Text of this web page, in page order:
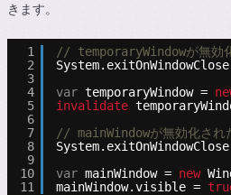
きます。
1
2
3
4
5
6
7
8
9
10
11
// temporaryWindowが無効
var temporaryWindow =
invalidate
// mainWindowが無効化され
var mainWindow = new
mainWindow.visible =